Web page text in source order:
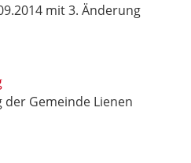
mit 3. Änderung
Gemeinde Lienen